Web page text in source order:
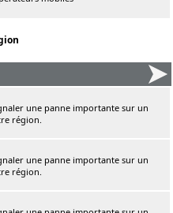
une panne importante sur un
région.
une panne importante sur un
région.